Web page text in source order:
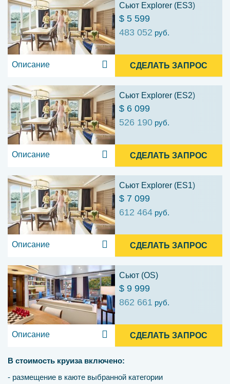
Сьют Explorer (ES3)
$ 5 599
483 052 руб.
Описание СДЕЛАТЬ ЗАПРОС
Сьют Explorer (ES2)
$ 6 099
526 190 руб.
Описание СДЕЛАТЬ ЗАПРОС
Сьют Explorer (ES1)
$ 7 099
612 464 руб.
Описание СДЕЛАТЬ ЗАПРОС
Сьют (OS)
$ 9 999
862 661 руб.
Описание СДЕЛАТЬ ЗАПРОС
В стоимость круиза включено:
- размещение в каюте выбранной категории